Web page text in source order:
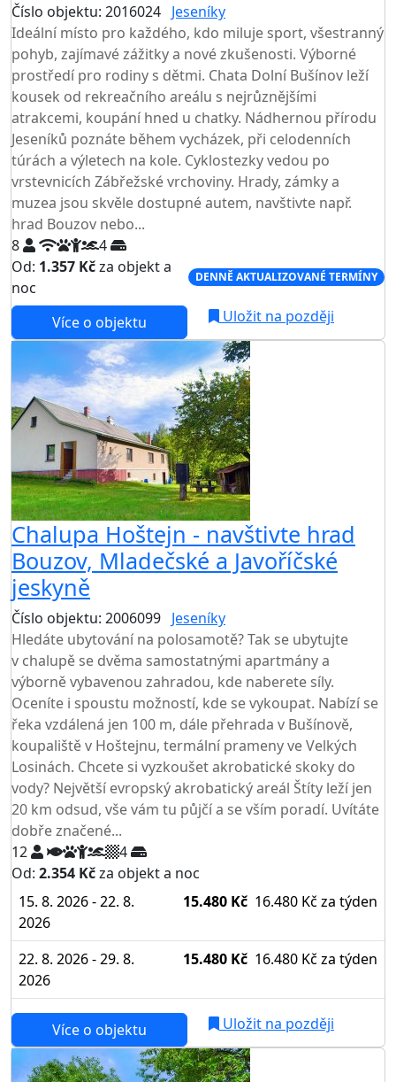
Číslo objektu: 2016024 Jeseníky
Ideální místo pro každého, kdo miluje sport, všestranný
pohyb, zajímavé zážitky a nové zkušenosti. Výborné
prostředí pro rodiny s dětmi. Chata Dolní Bušínov leží
kousek od rekreačního areálu s nejrůznějšími
atrakcemi, koupání hned u chatky. Nádhernou přírodu
Jeseníků poznáte během vycházek, při celodenních
túrách a výletech na kole. Cyklostezky vedou po
vrstevnicích Zábřežské vrchoviny. Hrady, zámky a
muzea jsou skvěle dostupné autem, navštivte např.
hrad Bouzov nebo...
8
4
Od: 1.357 Kčza objekt a
noc
DENNĚ AKTUALIZOVANÉ TERMÍNY
Více o objektu
Uložit na později
Chalupa Hoštejn - navštivte hrad
Bouzov, Mladečské a Javoříčské
jeskyně
Číslo objektu: 2006099 Jeseníky
Hledáte ubytování na polosamotě? Tak se ubytujte
v chalupě se dvěma samostatnými apartmány a
výborně vybavenou zahradou, kde naberete síly.
Oceníte i spoustu možností, kde se vykoupat. Nabízí se
řeka vzdálená jen 100 m, dále přehrada v Bušínově,
koupaliště v Hoštejnu, termální prameny ve Velkých
Losinách. Chcete si vyzkoušet akrobatické skoky do
vody? Největší evropský akrobatický areál Štíty leží jen
20 km odsud, vše vám tu půjčí a se vším poradí. Uvítáte
dobře značené...
12
4
Od: 2.354 Kčza objekt a noc
15. 8. 2026 - 22. 8.
2026
15.480 Kč 16.480 Kč za týden
22. 8. 2026 - 29. 8.
2026
15.480 Kč 16.480 Kč za týden
Více o objektu
Uložit na později